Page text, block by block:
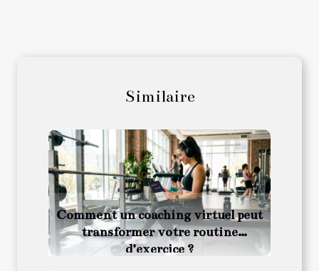
Similaire
Comment un coaching virtuel peut
transformer votre routine
d’exercice ?